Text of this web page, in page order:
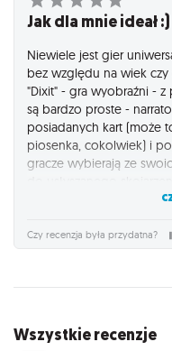
Jak dla mnie ideał :)
Niewiele jest gier
bez względu na wiek czy
"Dixit" - gra wyobraźni -
są bardzo proste -
posiadanych kart (może
piosenka, cokolwiek) i
gracze wybierają ze
są tasowane i
polega na tym, że aby
muszą odgadnąć jego
ilustrowane,
będzie często gościł na
Czy recenzja była przydatna?
Wszystkie recenzje